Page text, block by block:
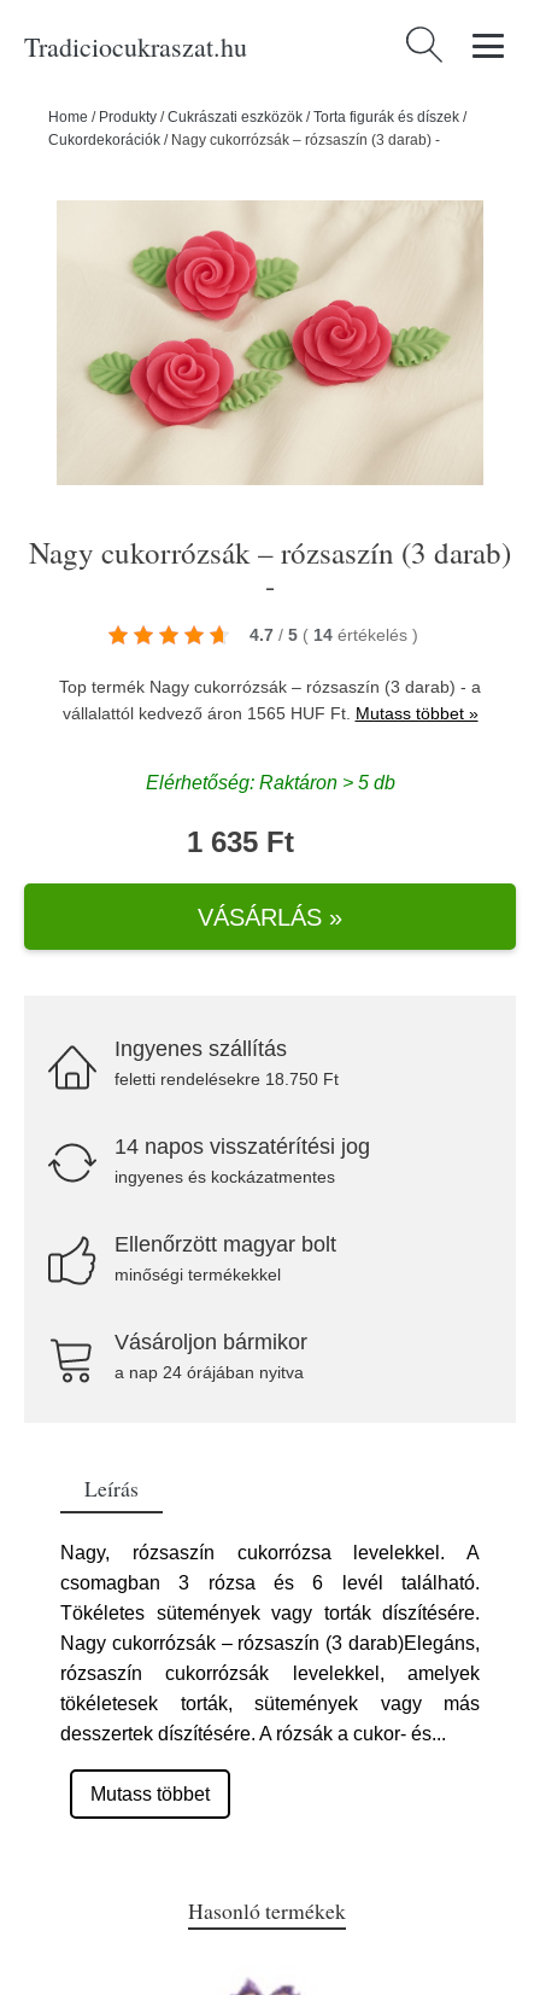
Tradiciocukraszat.hu Keresés:
Home / Produkty /Cukrászati eszközök /Torta figurák és díszek /
Cukordekorációk / Nagy cukorrózsák – rózsaszín (3 darab) -
Nagy cukorrózsák – rózsaszín (3 darab)
-
4.7 / 5 ( 14 értékelés )
Top termék Nagy cukorrózsák – rózsaszín (3 darab) - a
vállalattól kedvező áron 1565 HUF Ft. Mutass többet »
Elérhetőség: Raktáron > 5 db
1 635 Ft
VÁSÁRLÁS »
Ingyenes szállítás
feletti rendelésekre 18.750 Ft
14 napos visszatérítési jog
ingyenes és kockázatmentes
Ellenőrzött magyar bolt
minőségi termékekkel
Vásároljon bármikor
a nap 24 órájában nyitva
Leírás
Nagy, rózsaszín cukorrózsa levelekkel. A
csomagban 3 rózsa és 6 levél található.
Tökéletes sütemények vagy torták díszítésére.
Nagy cukorrózsák – rózsaszín (3 darab)Elegáns,
rózsaszín cukorrózsák levelekkel, amelyek
tökéletesek torták, sütemények vagy más
desszertek díszítésére. A rózsák a cukor- és...
Mutass többet
Hasonló termékek